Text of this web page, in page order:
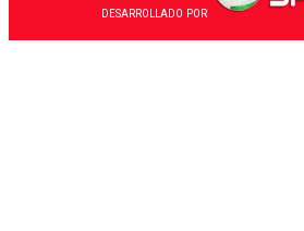
DESARROLLADO POR